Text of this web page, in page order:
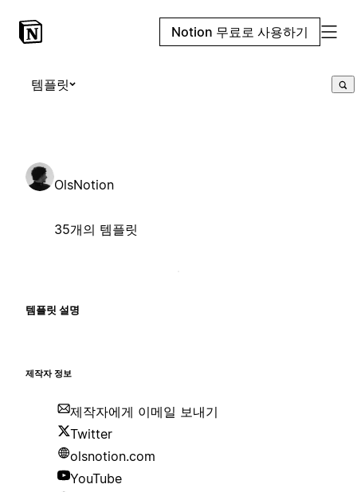
Notion 무료로 사용하기
템플릿
OlsNotion
35개의 템플릿
템플릿 설명
제작자 정보
제작자에게 이메일 보내기
Twitter
olsnotion.com
YouTube